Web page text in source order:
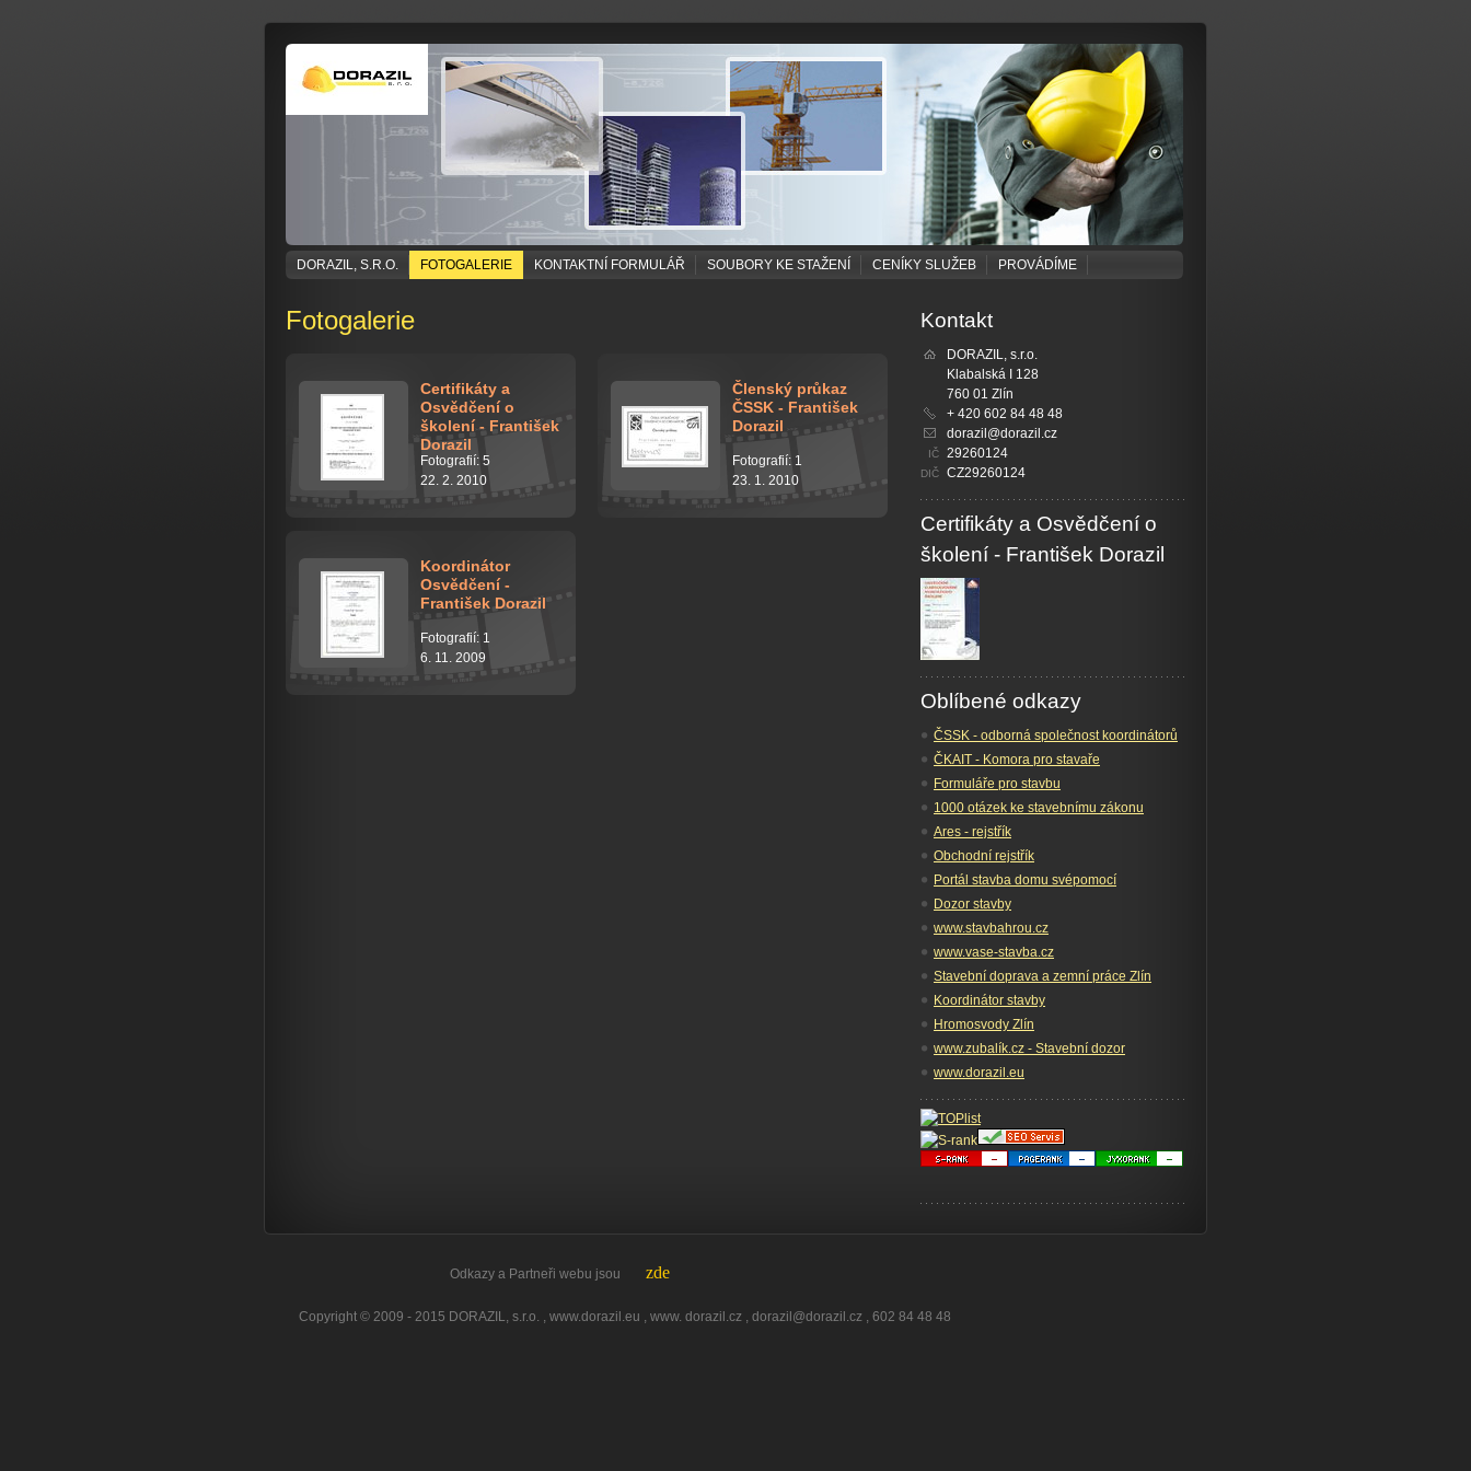
DORAZIL, S.R.O. FOTOGALERIE KONTAKTNÍ FORMULÁŘ SOUBORY KE STAŽENÍ CENÍKY SLUŽEB PROVÁDÍME
Fotogalerie
Certifikáty a
Osvědčení o
školení - František
Dorazil
Fotografií: 5
22. 2. 2010
Členský průkaz
ČSSK - František
Dorazil
Fotografií: 1
23. 1. 2010
Koordinátor
Osvědčení -
František Dorazil
Fotografií: 1
6. 11. 2009
Kontakt
DORAZIL, s.r.o.
Klabalská I 128
760 01 Zlín
+ 420 602 84 48 48
dorazil@dorazil.cz
IČ 29260124
DIČ CZ29260124
Certifikáty a Osvědčení o
školení - František Dorazil
Oblíbené odkazy
ČSSK - odborná společnost koordinátorů
ČKAIT - Komora pro stavaře
Formuláře pro stavbu
1000 otázek ke stavebnímu zákonu
Ares - rejstřík
Obchodní rejstřík
Portál stavba domu svépomocí
Dozor stavby
www.stavbahrou.cz
www.vase-stavba.cz
Stavební doprava a zemní práce Zlín
Koordinátor stavby
Hromosvody Zlín
www.zubalík.cz - Stavební dozor
www.dorazil.eu
Odkazy a Partneři webu jsou zde
Copyright © 2009 - 2015 DORAZIL, s.r.o. , www.dorazil.eu , www. dorazil.cz , dorazil@dorazil.cz , 602 84 48 48